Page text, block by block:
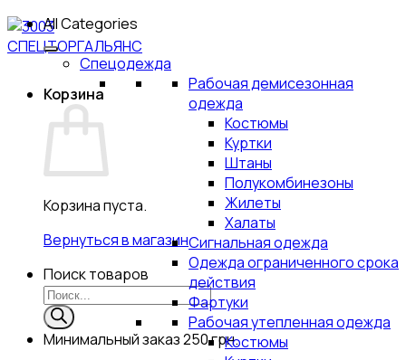
Корзина
Корзина пуста.
Вернуться в магазин
Поиск товаров
Минимальный заказ250 грн.
All Categories
Спецодежда
Рабочая демисезонная
одежда
Костюмы
Куртки
Штаны
Полукомбинезоны
Жилеты
Халаты
Сигнальная одежда
Одежда ограниченного срока
действия
Фартуки
Рабочая утепленная одежда
Костюмы